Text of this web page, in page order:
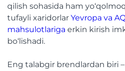
qilish sohasida ham
tufayli xaridorlar Yevropa va
mahsulotlariga erkin kirish
bo‘lishadi.
Eng talabgir brendlardan biri